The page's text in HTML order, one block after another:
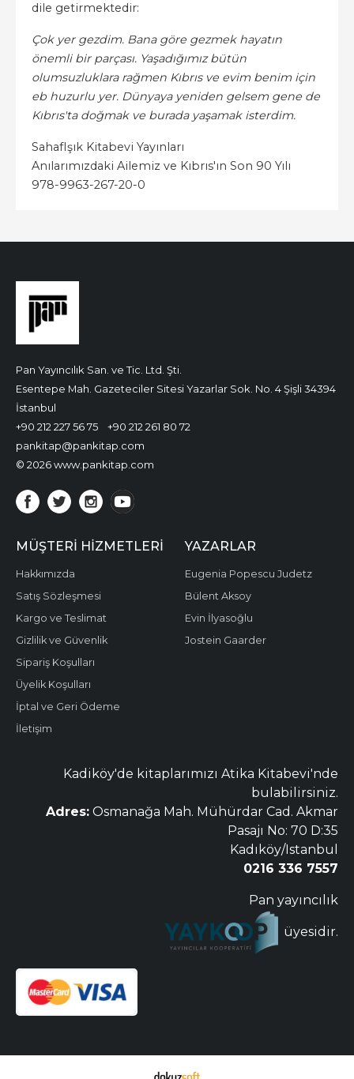
dile getirmektedir:
Çok yer gezdim. Bana göre gezmek hayatın
önemli bir parçası. Yaşadığımız bütün
olumsuzluklara rağmen Kıbrıs ve evim benim için
eb huzurlu yer. Dünyaya yeniden gelsem gene de
Kıbrıs'ta doğmak ve burada yaşamak isterdim.
SahafIşık Kitabevi Yayınları
Anılarımızdaki Ailemiz ve Kıbrıs'ın Son 90 Yılı
978-9963-267-20-0
Pan Yayıncılık San. ve Tic. Ltd. Şti.
Esentepe Mah. Gazeteciler Sitesi Yazarlar Sok. No. 4 Şişli 34394
İstanbul
+90 212 227 56 75
+90 212 261 80 72
pankitap@pankitap.com
© 2026 www.pankitap.com
MÜŞTERI HIZMETLERI
Hakkımızda
Satış Sözleşmesi
Kargo ve Teslimat
Gizlilik ve Güvenlik
Sipariş Koşulları
Üyelik Koşulları
İptal ve Geri Ödeme
İletişim
YAZARLAR
Eugenia Popescu Judetz
Bülent Aksoy
Evin İlyasoğlu
Jostein Gaarder
Kadiköy'de kitaplarımızı Atika Kitabevi'nde
bulabilirsiniz.
Adres: Osmanağa Mah. Mühürdar Cad. Akmar
Pasajı No: 70 D:35
Kadıköy/Istanbul
0216 336 7557
Pan yayıncılık
üyesidir.